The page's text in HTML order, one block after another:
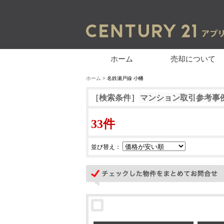
ホーム 売却について
ホーム > 名鉄瀬戸線 小幡
［検索条件］ マンション取引参考事
33件
並び替え：